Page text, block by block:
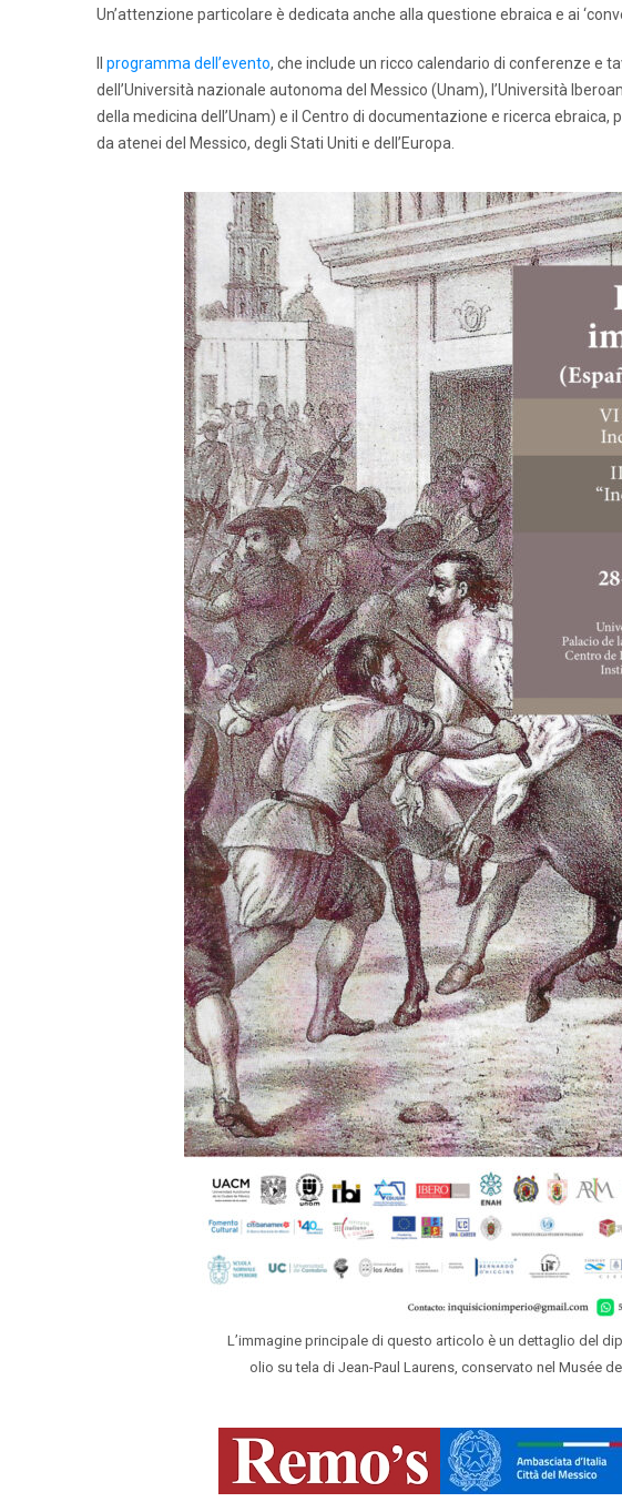
Un’attenzione particolare è dedicata anche alla questione ebraica e ai
programma dell’evento, che include un ricco calendario di conferenze e
dell’Università nazionale autonoma del Messico (Unam), l’Università
della medicina dell’Unam) e il Centro di documentazione e ricerca
da atenei del Messico, degli Stati Uniti e dell’Europa.
L’immagine principale di questo articolo è un dettaglio del
olio su tela di Jean-Paul Laurens, conservato nel Musée